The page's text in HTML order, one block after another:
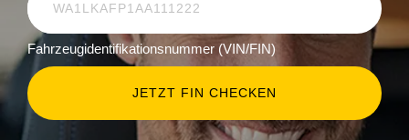
Fahrzeugidentifikationsnummer (VIN/FIN)
JETZT FIN CHECKEN